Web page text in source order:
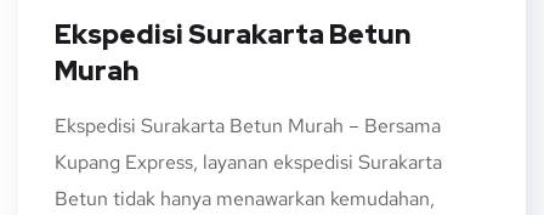
Ekspedisi Surakarta Betun
Murah
Ekspedisi Surakarta Betun Murah – Bersama
Kupang Express, layanan ekspedisi Surakarta
Betun tidak hanya menawarkan kemudahan,